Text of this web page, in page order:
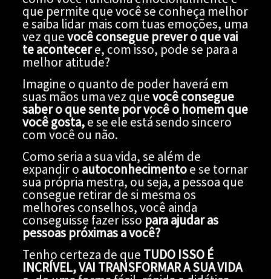
que permite que você se conheça melhor
e saiba lidar mais com tuas emoções, uma
vez quevocê consegue prever o que vai
te acontecere, com isso, pode se para a
melhor atitude?
Imagine o quanto de poder haverá em
suas mãos uma vez quevocê consegue
saber o que sente por você o homem que
você gosta,e se ele está sendo sincero
com você ou não.
Como seria a sua vida, se além de
expandir o autoconhecimentoe se tornar
sua própria mestra, ou seja, a pessoa que
consegue retirar de si mesma os
melhores conselhos, você ainda
conseguisse fazer isso para ajudar as
pessoas próximas a você?
Tenho certeza de que TUDO ISSO É
INCRÍVEL, VAI TRANSFORMAR A SUA VIDA